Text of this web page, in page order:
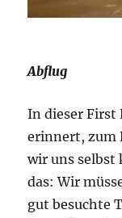
Abflug
In dieser First
erinnert, zum
wir uns selbst
das: Wir
gut besuchte